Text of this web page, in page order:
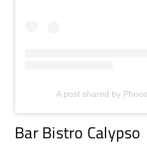
A post shared by
Bar Bistro Calypso